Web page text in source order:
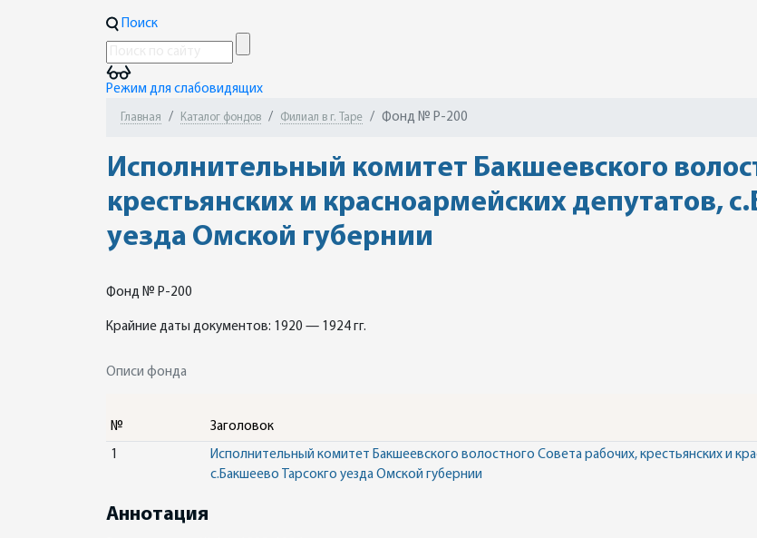
Поиск
Режим для слабовидящих
Главная Каталог фондов Филиал в г. Таре Фонд № Р-200
Исполнительный комитет Бакшеевского
крестьянских и красноармейских депутатов,
уезда Омской губернии
Фонд № Р-200
Крайние даты документов: 1920 — 1924 гг.
Описи фонда
№ Заголовок
1
Исполнительный комитет Бакшеевского волостного Совета рабочих, крестьянских и
с.Бакшеево Тарсокго уезда Омской губернии
Аннотация